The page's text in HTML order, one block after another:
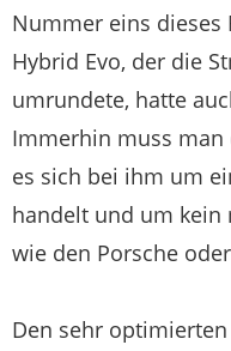
Nummer eins dieses
Hybrid Evo, der die
umrundete, hatte
Immerhin muss man
es sich bei ihm um
handelt und um kein
wie den Porsche
Den sehr